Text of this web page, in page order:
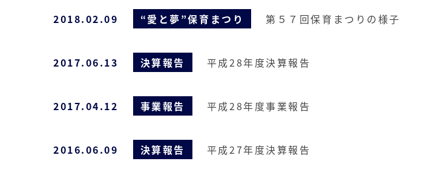
2018.02.09 “愛と夢”保育まつり 第５７回保育まつりの様子
2017.06.13 決算報告 平成28年度決算報告
2017.04.12 事業報告 平成28年度事業報告
2016.06.09 決算報告 平成27年度決算報告